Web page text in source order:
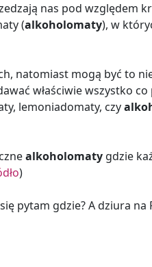
nas pod względem
(alkoholomaty), w
natomiast mogą być to
właściwie wszystko co
lemoniadomaty, czy
alkoholomaty gdzie
)
się pytam gdzie? A dziura na